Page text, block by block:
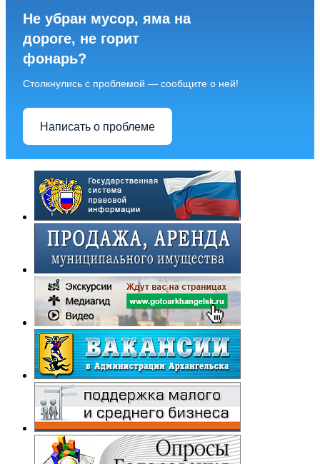
Не убран мусор, яма на
дороге, не горит
фонарь?
Столкнулись с проблемой — сообщите о ней!
Написать о проблеме